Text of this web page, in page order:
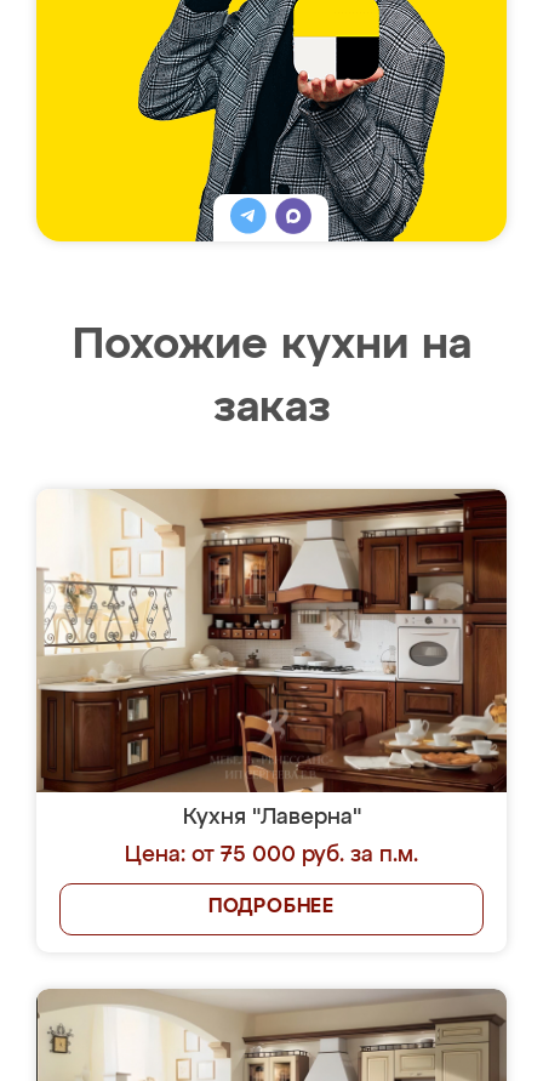
Похожие кухни на
заказ
Кухня "Лаверна"
Цена: от 75 000 руб. за п.м.
ПОДРОБНЕЕ